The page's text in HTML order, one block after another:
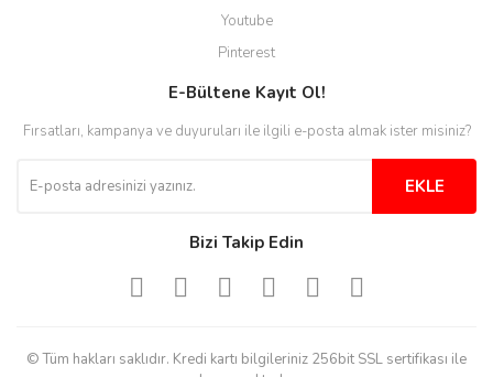
Youtube
Pinterest
E-Bültene Kayıt Ol!
Fırsatları, kampanya ve duyuruları ile ilgili e-posta almak ister misiniz?
EKLE
Bizi Takip Edin
© Tüm hakları saklıdır. Kredi kartı bilgileriniz 256bit SSL sertifikası ile